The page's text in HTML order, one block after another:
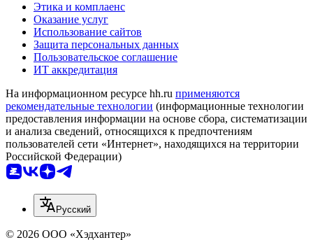
Этика и комплаенс
Оказание услуг
Использование сайтов
Защита персональных данных
Пользовательское соглашение
ИТ аккредитация
На информационном ресурсе hh.ru применяются
рекомендательные технологии (информационные технологии
предоставления информации на основе сбора, систематизации
и анализа сведений, относящихся к предпочтениям
пользователей сети «Интернет», находящихся на территории
Российской Федерации)
Русский
© 2026 ООО «Хэдхантер»